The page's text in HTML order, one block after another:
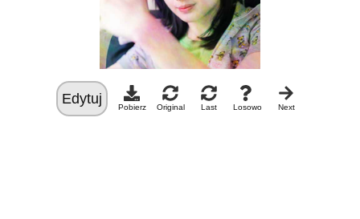
Edytuj Pobierz Original Last Losowo Next